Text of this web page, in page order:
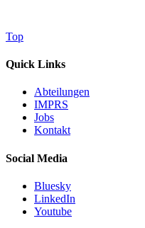
Top
Quick Links
Abteilungen
IMPRS
Jobs
Kontakt
Social Media
Bluesky
LinkedIn
Youtube